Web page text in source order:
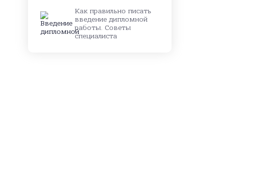
Как правильно писать
введение дипломной
работы. Советы
специалиста